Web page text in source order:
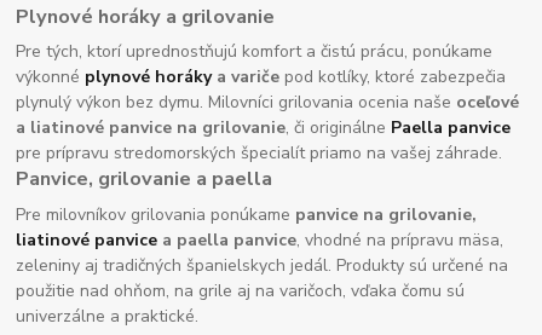
Plynové horáky a grilovanie
Pre tých, ktorí uprednostňujú komfort a čistú prácu, ponúkame
výkonné plynové horákya variče pod kotlíky, ktoré zabezpečia
plynulý výkon bez dymu. Milovníci grilovania ocenia naše oceľové
a liatinové panvice na grilovanie, či originálne Paella panvice
pre prípravu stredomorských špecialít priamo na vašej záhrade.
Panvice, grilovanie a paella
Pre milovníkov grilovania ponúkame panvice na grilovanie,
liatinové panvice a paella panvice, vhodné na prípravu mäsa,
zeleniny aj tradičných španielskych jedál. Produkty sú určené na
použitie nad ohňom, na grile aj na varičoch, vďaka čomu sú
univerzálne a praktické.